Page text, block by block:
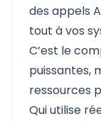
des appels
tout à vos
C’est le
puissantes,
ressources
Qui utilise